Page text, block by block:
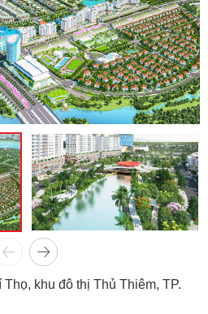
Thọ, khu đô thị Thủ Thiêm, TP.